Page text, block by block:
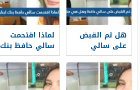
هل تم القبض
على سالي
حافظ وهل هي
مذنبة
لماذا اقتحمت
سالي حافظ بنك
لبنان